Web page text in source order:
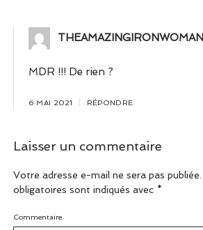
THEAMAZINGIRONWOMAN
MDR !!! De rien ?
6 MAI 2021 RÉPONDRE
Laisser un commentaire
Votre adresse e-mail ne sera pas publiée.
obligatoires sont indiqués avec *
Commentaire